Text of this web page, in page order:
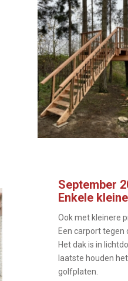
September
Enkele
Ook met kleinere
Een carport tegen
Het dak is in
laatste houden
golfplaten.